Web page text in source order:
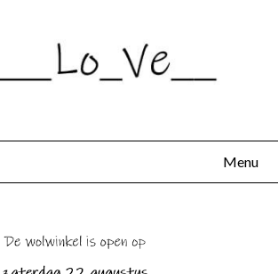
Menu